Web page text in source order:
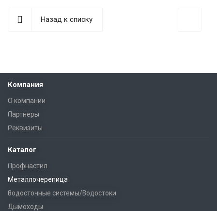
Назад к списку
Компания
О компании
Партнеры
Реквизиты
Каталог
Профнастил
Металлочерепица
Водосточные системы/Водостоки
Дымоходы